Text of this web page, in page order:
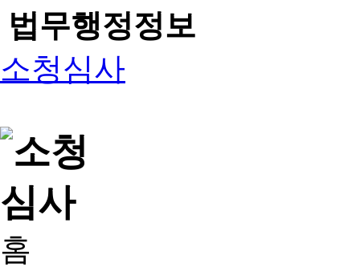
법무행정정보
소청심사
홈